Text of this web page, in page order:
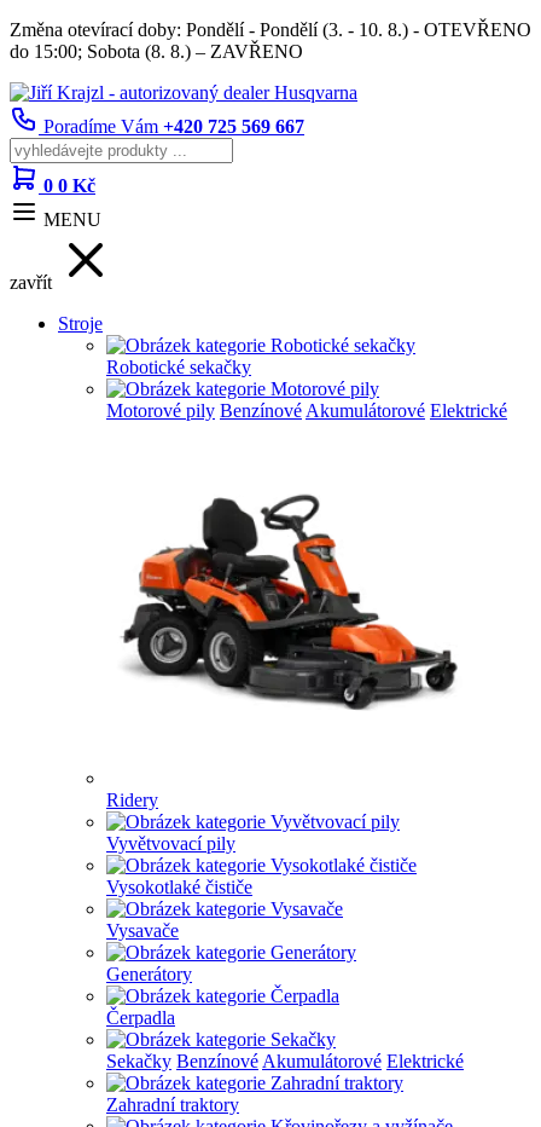
Změna otevírací doby: Pondělí - Pondělí (3. - 10. 8.) - OTEVŘENO
do 15:00; Sobota (8. 8.) – ZAVŘENO
Poradíme Vám +420 725 569 667
0 0 Kč
MENU
zavřít
Stroje
Robotické sekačky
Motorové pily Benzínové Akumulátorové Elektrické
Ridery
Vyvětvovací pily
Vysokotlaké čističe
Vysavače
Generátory
Čerpadla
Sekačky Benzínové Akumulátorové Elektrické
Zahradní traktory